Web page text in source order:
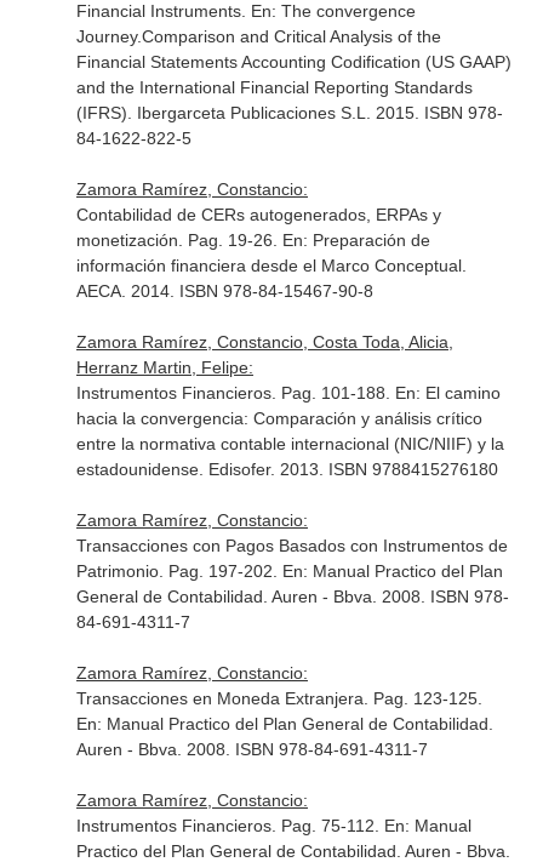
Financial Instruments. En: The convergence
Journey.Comparison and Critical Analysis of the
Financial Statements Accounting Codification (US GAAP)
and the International Financial Reporting Standards
(IFRS) . Ibergarceta Publicaciones S.L. 2015. ISBN 978-
84-1622-822-5
Zamora Ramírez, Constancio:
Contabilidad de CERs autogenerados, ERPAs y
monetización. Pag. 19-26. En: Preparación de
información financiera desde el Marco Conceptual.
AECA. 2014. ISBN 978-84-15467-90-8
Zamora Ramírez, Constancio, Costa Toda, Alicia,
Herranz Martin, Felipe:
Instrumentos Financieros. Pag. 101-188. En: El camino
hacia la convergencia: Comparación y análisis crítico
entre la normativa contable internacional (NIC/NIIF) y la
estadounidense. Edisofer. 2013. ISBN 9788415276180
Zamora Ramírez, Constancio:
Transacciones con Pagos Basados con Instrumentos de
Patrimonio. Pag. 197-202. En: Manual Practico del Plan
General de Contabilidad . Auren - Bbva. 2008. ISBN 978-
84-691-4311-7
Zamora Ramírez, Constancio:
Transacciones en Moneda Extranjera. Pag. 123-125.
En: Manual Practico del Plan General de Contabilidad
Auren - Bbva. 2008. ISBN 978-84-691-4311-7
Zamora Ramírez, Constancio:
Instrumentos Financieros. Pag. 75-112. En: Manual
Practico del Plan General de Contabilidad . Auren - Bbva.